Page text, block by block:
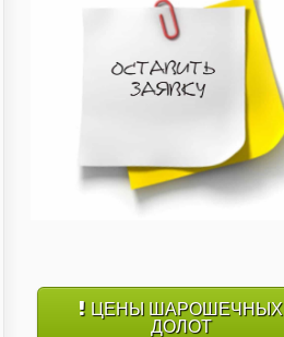
ЦЕНЫ ШАРОШЕЧНЫХ
ДОЛОТ